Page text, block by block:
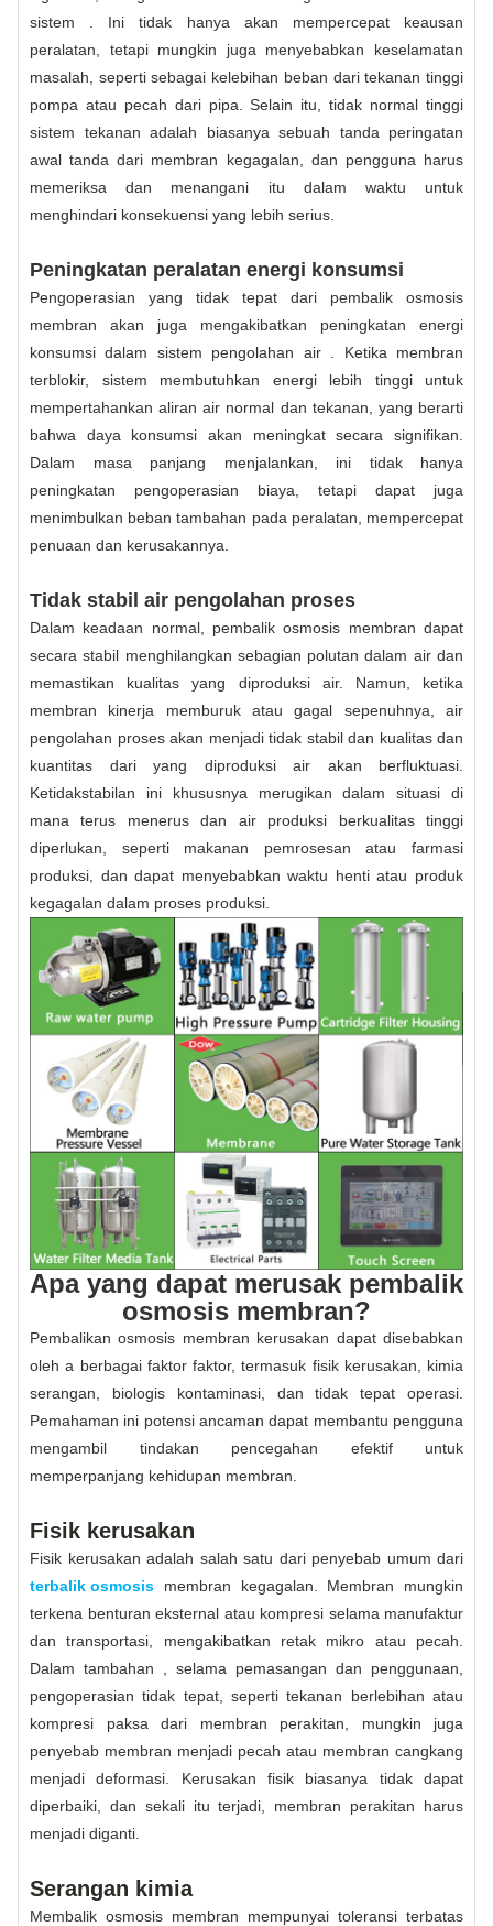
sistem . Ini tidak hanya akan mempercepat keausan
peralatan, tetapi mungkin juga menyebabkan keselamatan
masalah, seperti sebagai kelebihan beban dari tekanan tinggi
pompa atau pecah dari pipa. Selain itu, tidak normal tinggi
sistem tekanan adalah biasanya sebuah tanda peringatan
awal tanda dari membran kegagalan, dan pengguna harus
memeriksa dan menangani itu dalam waktu untuk
menghindari konsekuensi yang lebih serius.
Peningkatan peralatan energi konsumsi
Pengoperasian yang tidak tepat dari pembalik osmosis
membran akan juga mengakibatkan peningkatan energi
konsumsi dalam sistem pengolahan air . Ketika membran
terblokir, sistem membutuhkan energi lebih tinggi untuk
mempertahankan aliran air normal dan tekanan, yang berarti
bahwa daya konsumsi akan meningkat secara signifikan.
Dalam masa panjang menjalankan, ini tidak hanya
peningkatan pengoperasian biaya, tetapi dapat juga
menimbulkan beban tambahan pada peralatan, mempercepat
penuaan dan kerusakannya.
Tidak stabil air pengolahan proses
Dalam keadaan normal, pembalik osmosis membran dapat
secara stabil menghilangkan sebagian polutan dalam air dan
memastikan kualitas yang diproduksi air. Namun, ketika
membran kinerja memburuk atau gagal sepenuhnya, air
pengolahan proses akan menjadi tidak stabil dan kualitas dan
kuantitas dari yang diproduksi air akan berfluktuasi.
Ketidakstabilan ini khususnya merugikan dalam situasi di
mana terus menerus dan air produksi berkualitas tinggi
diperlukan, seperti makanan pemrosesan atau farmasi
produksi, dan dapat menyebabkan waktu henti atau produk
kegagalan dalam proses produksi.
Apa yang dapat merusak pembalik
osmosis membran?
Pembalikan osmosis membran kerusakan dapat disebabkan
oleh a berbagai faktor faktor, termasuk fisik kerusakan, kimia
serangan, biologis kontaminasi, dan tidak tepat operasi.
Pemahaman ini potensi ancaman dapat membantu pengguna
mengambil tindakan pencegahan efektif untuk
memperpanjang kehidupan membran.
Fisik kerusakan
Fisik kerusakan adalah salah satu dari penyebab umum dari
terbalik osmosis membran kegagalan. Membran mungkin
terkena benturan eksternal atau kompresi selama manufaktur
dan transportasi, mengakibatkan retak mikro atau pecah.
Dalam tambahan , selama pemasangan dan penggunaan,
pengoperasian tidak tepat, seperti tekanan berlebihan atau
kompresi paksa dari membran perakitan, mungkin juga
penyebab membran menjadi pecah atau membran cangkang
menjadi deformasi. Kerusakan fisik biasanya tidak dapat
diperbaiki, dan sekali itu terjadi, membran perakitan harus
menjadi diganti.
Serangan kimia
Membalik osmosis membran mempunyai toleransi terbatas